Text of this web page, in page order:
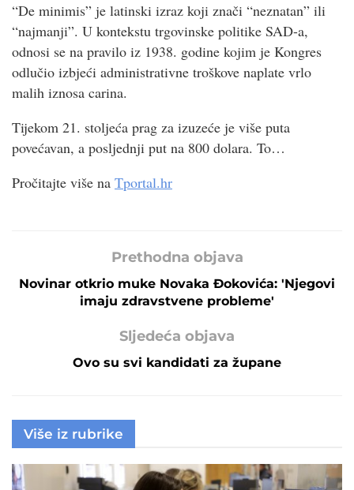
“De minimis” je latinski izraz koji znači “neznatan” ili
“najmanji”. U kontekstu trgovinske politike SAD-a,
odnosi se na pravilo iz 1938. godine kojim je Kongres
odlučio izbjeći administrativne troškove naplate vrlo
malih iznosa carina.
Tijekom 21. stoljeća prag za izuzeće je više puta
povećavan, a posljednji put na 800 dolara. To…
Pročitajte više na Tportal.hr
Prethodna objava
Novinar otkrio muke Novaka Đokovića: 'Njegovi
imaju zdravstvene probleme'
Sljedeća objava
Ovo su svi kandidati za župane
Više iz rubrike